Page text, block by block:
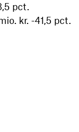
pct.
kr. -41,5 pct.